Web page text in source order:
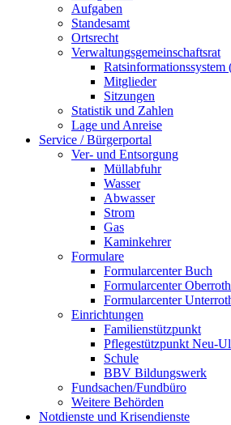
Aufgaben
Standesamt
Ortsrecht
Verwaltungsgemeinschaftsrat
Ratsinformationssystem
Mitglieder
Sitzungen
Statistik und Zahlen
Lage und Anreise
Service / Bürgerportal
Ver- und Entsorgung
Müllabfuhr
Wasser
Abwasser
Strom
Gas
Kaminkehrer
Formulare
Formularcenter Buch
Formularcenter Oberroth
Formularcenter
Einrichtungen
Familienstützpunkt
Pflegestützpunkt Neu-
Schule
BBV Bildungswerk
Fundsachen/Fundbüro
Weitere Behörden
Notdienste und Krisendienste